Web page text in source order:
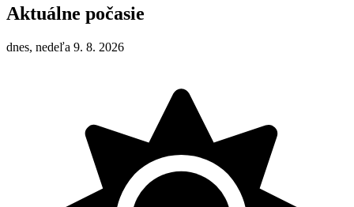
Aktuálne počasie
dnes, nedeľa 9. 8. 2026